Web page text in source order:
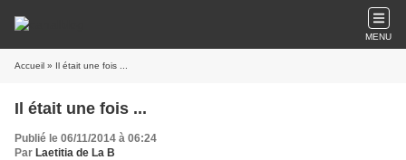
MENU
Accueil » Il était une fois ...
Il était une fois ...
Publié le 06/11/2014 à 06:24
Par Laetitia de La B